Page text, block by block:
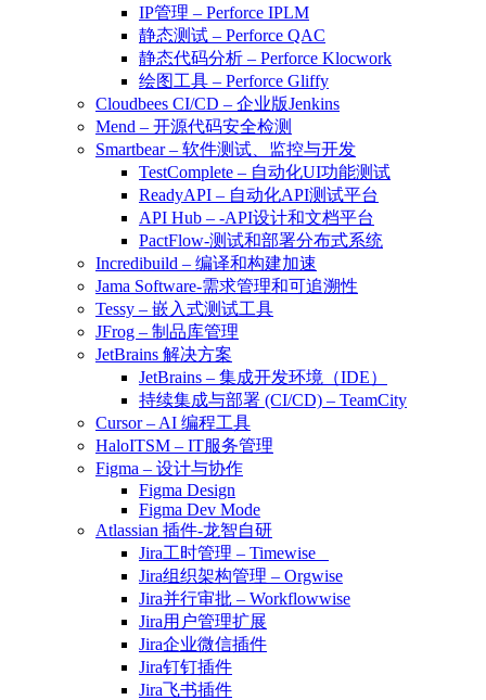
IP管理 – Perforce IPLM
静态测试 – Perforce QAC
静态代码分析 – Perforce Klocwork
绘图工具 – Perforce Gliffy
Cloudbees CI/CD – 企业版Jenkins
Mend – 开源代码安全检测
Smartbear – 软件测试、监控与开发
TestComplete – 自动化UI功能测试
ReadyAPI – 自动化API测试平台
API Hub – -API设计和文档平台
PactFlow-测试和部署分布式系统
Incredibuild – 编译和构建加速
Jama Software-需求管理和可追溯性
Tessy – 嵌入式测试工具
JFrog – 制品库管理
JetBrains 解决方案
JetBrains – 集成开发环境（IDE）
持续集成与部署 (CI/CD) – TeamCity
Cursor – AI 编程工具
HaloITSM – IT服务管理
Figma – 设计与协作
Figma Design
Figma Dev Mode
Atlassian 插件-龙智自研
Jira工时管理 – Timewise
Jira组织架构管理 – Orgwise
Jira并行审批 – Workflowwise
Jira用户管理扩展
Jira企业微信插件
Jira钉钉插件
Jira飞书插件